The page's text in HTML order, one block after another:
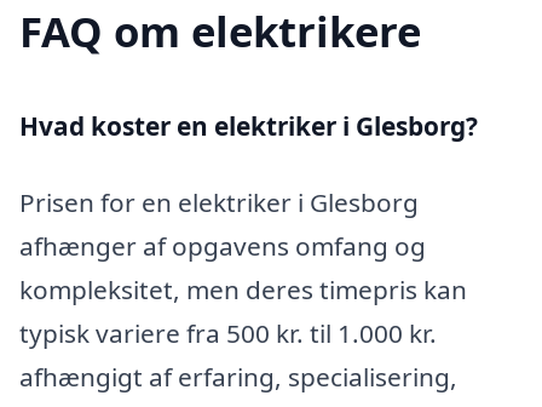
FAQ om elektrikere
Hvad koster en elektriker i Glesborg?
Prisen for en elektriker i Glesborg
afhænger af opgavens omfang og
kompleksitet, men deres timepris kan
typisk variere fra 500 kr. til 1.000 kr.
afhængigt af erfaring, specialisering,